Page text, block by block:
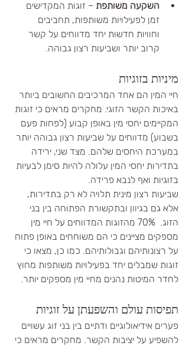
השקעה משותפת – זוגות המקדישים
זמן לפעילויות משותפות, תחביבים
וחוויות חדשות יחד מדווחים על קשר
קרוב יותר ושביעות רצון גבוהה.
מיניות בזוגיות
חיי המין הם אחד המרכיבים החשובים ביותר
באיכות הקשר הזוגי. מחקרים מראים כי זוגות
המקיימים יחסי מין באופן קבוע (לפחות פעם
בשבוע) מדווחים על שביעות רצון גבוהה יותר
במערכת היחסים שלהם. מצד שני, ירידה
בתדירות יחסי המין עלולה להיות סימן לבעיות
בזוגיות ואף לנבא פרידה.
שביעות רצון מינית תלויה לא רק בתדירות,
אלא גם בגיוון ובתקשורת הפתוחה בין בני
הזוג.  70% מהזוגות המדווחים על חיי מין
מספקים מציינים כי הם משוחחים באופן פתוח
על רצונותיהם וגבולותיהם. כמו כן, מצאו כי
זוגות שמבלים יחד בפעילויות משותפות מחוץ
לחדר המיטות נהנים מחיי מין מספקים יותר.
תפיסות עולם והשפעתן על זוגיות
פערים אידיאולוגיים ודתיים בין בני זוג עשויים
להשפיע על יציבות הקשר. מחקרים מראים כי